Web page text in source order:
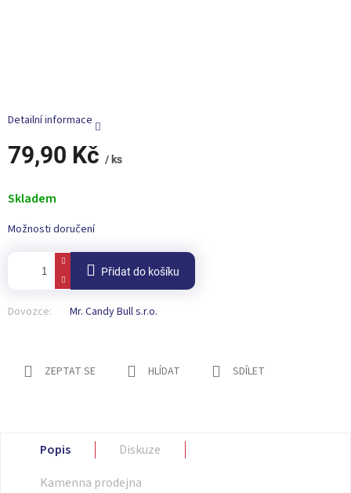
79,90 Kč / ks
cena:
Skladem
Možnosti doručení
Přidat do košíku
Dovozce: Mr. Candy Bull s.r.o.
Detailní informace
ZEPTAT SE HLÍDAT SDÍLET
Popis
Diskuze
Kamenna prodejna